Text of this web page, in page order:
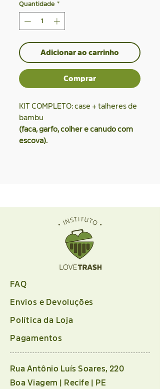
Quantidade *
Adicionar ao carrinho
Comprar
KIT COMPLETO: case + talheres de
bambu
(faca, garfo, colher e canudo com
escova).
FAQ
Envios e Devoluções
Política da Loja
Pagamentos
Rua Antônio Luís Soares, 220
Boa Viagem | Recife | PE